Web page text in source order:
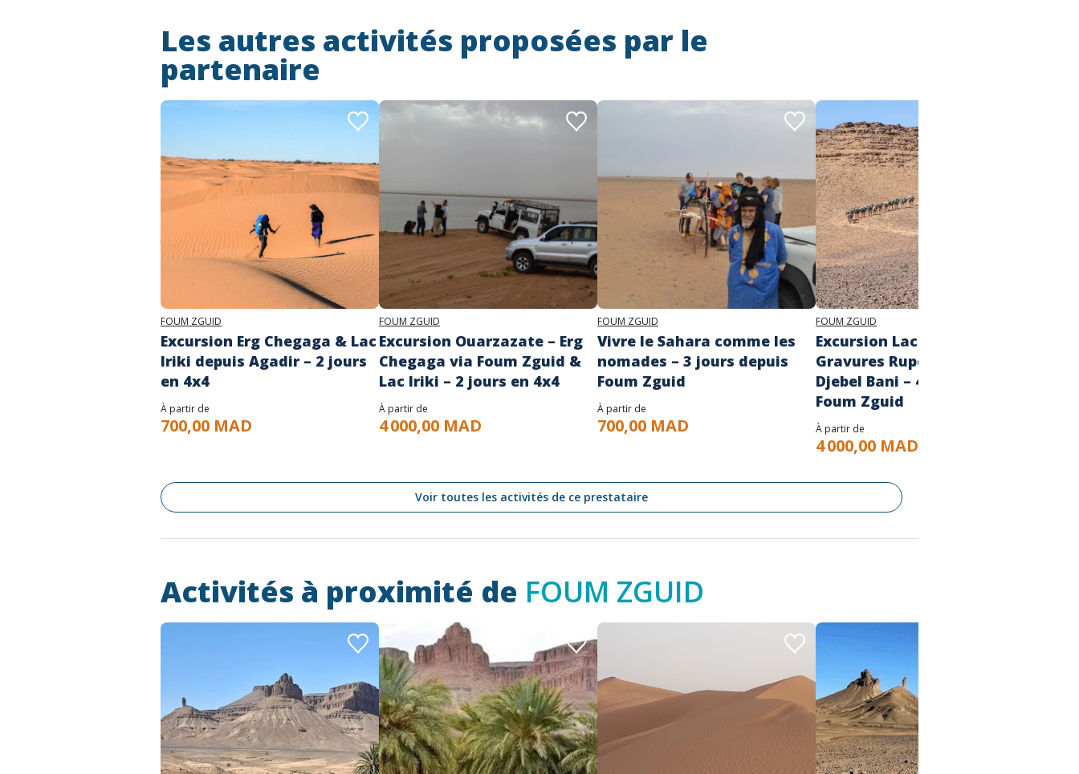
Les autres activités proposées par le
partenaire
FOUM ZGUID
Excursion Erg Chegaga & Lac
Iriki depuis Agadir – 2 jours
en 4x4
À partir de
700,00 MAD
FOUM ZGUID
Excursion Ouarzazate – Erg
Chegaga via Foum Zguid &
Lac Iriki – 2 jours en 4x4
À partir de
4 000,00 MAD
FOUM ZGUID
Vivre le Sahara comme les
nomades – 3 jours depuis
Foum Zguid
À partir de
700,00 MAD
FOUM ZGUID
Excursion Lac Iriki &
Gravures Rupestres du
Djebel Bani – 4 jours depuis
Foum Zguid
À partir de
4 000,00 MAD
Voir toutes les activités de ce prestataire
Activités à proximité de FOUM ZGUID